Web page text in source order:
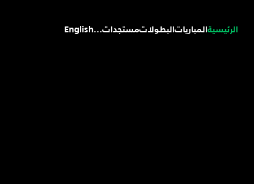
الرئيسية المباريات البطولاتمستجدات...
English